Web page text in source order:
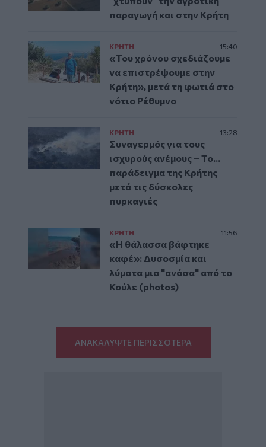
παραγωγή και στην Κρήτη
ΚΡΗΤΗ 15:40
«Του χρόνου σχεδιάζουμε
να επιστρέψουμε στην
Κρήτη», μετά τη φωτιά στο
νότιο Ρέθυμνο
ΚΡΗΤΗ 13:28
Συναγερμός για τους
ισχυρούς ανέμους – Το...
παράδειγμα της Κρήτης
μετά τις δύσκολες
πυρκαγιές
ΚΡΗΤΗ 11:56
«Η θάλασσα βάφτηκε
καφέ»: Δυσοσμία και
λύματα μια "ανάσα" από το
Κούλε (photos)
ΑΝΑΚΑΛΥΨΤΕ ΠΕΡΙΣΣΟΤΕΡΑ